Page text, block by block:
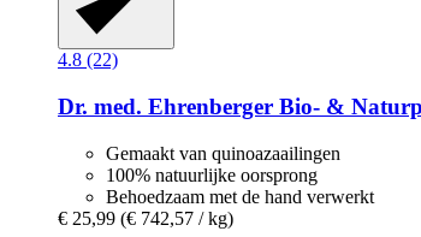
4.8 (22)
Dr. med. Ehrenberger Bio- &
Gemaakt van quinoazaailingen
100% natuurlijke oorsprong
Behoedzaam met de hand verwerkt
€ 25,99 (€ 742,57 / kg)